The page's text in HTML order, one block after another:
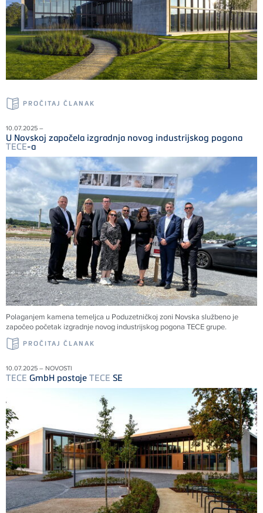
PROČITAJ ČLANAK
10.07.2025 –
U Novskoj započela izgradnja novog industrijskog pogona
TECE-a
Polaganjem kamena temeljca u Poduzetničkoj zoni Novska službeno je
započeo početak izgradnje novog industrijskog pogona TECEgrupe.
PROČITAJ ČLANAK
10.07.2025 – NOVOSTI
TECE GmbH postaje TECE SE